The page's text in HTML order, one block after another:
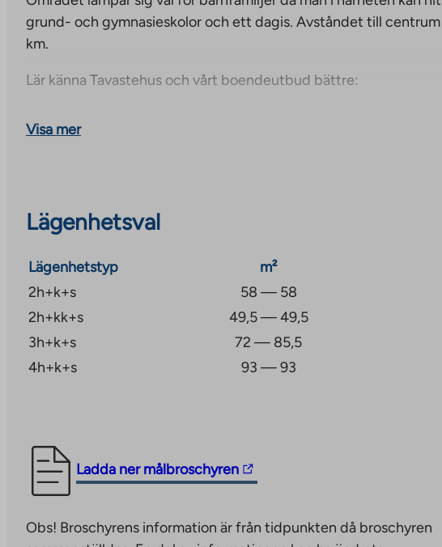
grund- och gymnasieskolor och ett dagis. Avståndet till centrum
km.
Lär känna Tavastehus och vårt boendeutbud bättre:
on-sopivan-keikoi-paikka-asua
Visa mer
Lägenhetsval
Lägenhetstyp m²
2h+k+s
58 — 58
2h+kk+s
49,5 — 49,5
3h+k+s
72 — 85,5
4h+k+s
93 — 93
Ladda ner målbroschyren
The
you
Obs! Broschyrens information är från tidpunkten då broschyren